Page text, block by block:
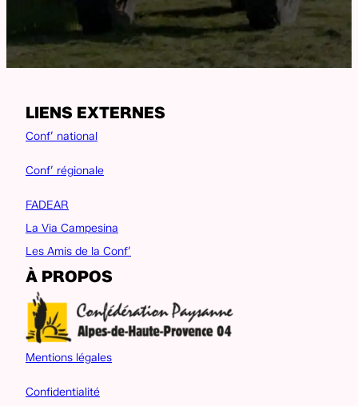
LIENS EXTERNES
Conf’ national
Conf’ régionale
FADEAR
La Via Campesina
Les Amis de la Conf’
À PROPOS
Mentions légales
Confidentialité